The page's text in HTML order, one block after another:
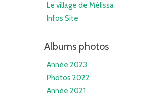
Le village de Mélissa
Infos Site
Albums photos
Année 2023
Photos 2022
Année 2021